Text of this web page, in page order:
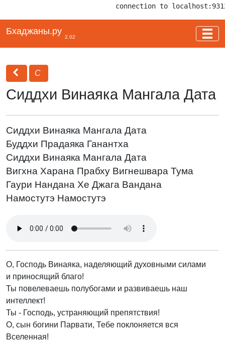
connection to
Бхаджаны.ру
2.02
С
Сиддхи Винаяка Мангала Дата
Сиддхи Винаяка Мангала Дата
Буддхи Прадаяка Ганантха
Сиддхи Винаяка Мангала Дата
Вигхна Харана Прабху Вигнешвара Тума
Гаури Нандана Хе Джага Вандана
Намостутэ Намостутэ
О, Господь Винаяка, наделяющий духовными силами
и приносящий благо!
Ты повелеваешь полубогами и развиваешь наш
интеллект!
Ты - Господь, устраняющий препятствия!
О, сын богини Парвати, Тебе поклоняется вся
Вселенная!